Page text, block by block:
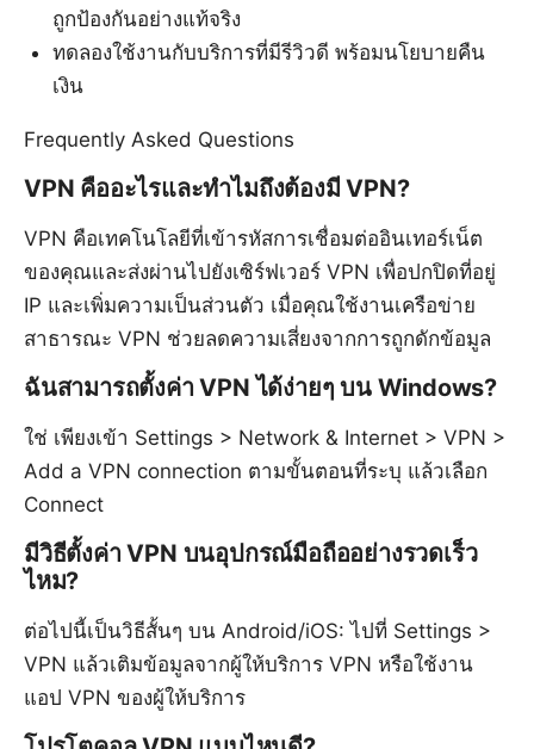
ถูกป้องกันอย่างแท้จริง
ทดลองใช้งานกับบริการที่มีรีวิวดี พร้อมนโยบายคืน
เงิน
Frequently Asked Questions
VPN คืออะไรและทำไมถึงต้องมี VPN?
VPN คือเทคโนโลยีที่เข้ารหัสการเชื่อมต่ออินเทอร์เน็ต
ของคุณและส่งผ่านไปยังเซิร์ฟเวอร์ VPN เพื่อปกปิดที่อยู่
IP และเพิ่มความเป็นส่วนตัว เมื่อคุณใช้งานเครือข่าย
สาธารณะ VPN ช่วยลดความเสี่ยงจากการถูกดักข้อมูล
ฉันสามารถตั้งค่า VPN ได้ง่ายๆ บน Windows?
ใช่ เพียงเข้า Settings > Network & Internet > VPN >
Add a VPN connection ตามขั้นตอนที่ระบุ แล้วเลือก
Connect
มีวิธีตั้งค่า VPN บนอุปกรณ์มือถืออย่างรวดเร็ว
ไหม?
ต่อไปนี้เป็นวิธีสั้นๆ บน Android/iOS: ไปที่ Settings >
VPN แล้วเติมข้อมูลจากผู้ให้บริการ VPN หรือใช้งาน
แอป VPN ของผู้ให้บริการ